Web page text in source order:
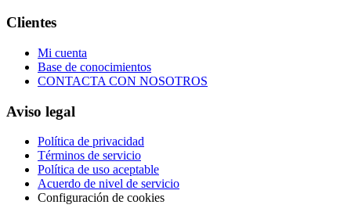
Clientes
Mi cuenta
Base de conocimientos
CONTACTA CON NOSOTROS
Aviso legal
Política de privacidad
Términos de servicio
Política de uso aceptable
Acuerdo de nivel de servicio
Configuración de cookies